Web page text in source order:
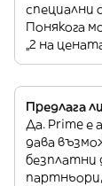
специални
Понякога
„2 на
Предлага
Да. Prime е
дава